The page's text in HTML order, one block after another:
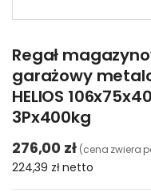
Regał
garażowy
HELIOS
3Px400kg
276,00 zł (cena zwiera
224,39 złnetto